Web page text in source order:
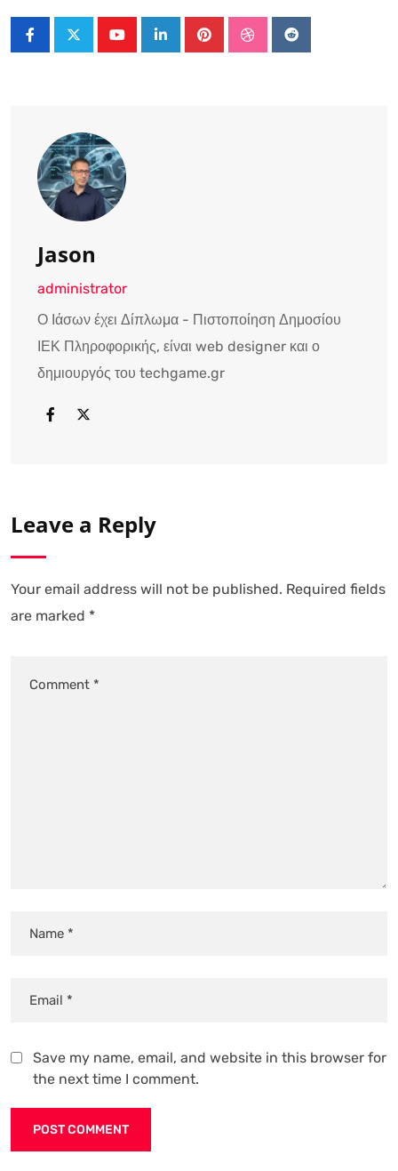
YoutubeLinkedInPinterestStumbleUpon
Reddit
Jason
administrator
Ο Ιάσων έχει Δίπλωμα - Πιστοποίηση Δημοσίου
ΙΕΚ Πληροφορικής, είναι web designer και ο
δημιουργός του techgame.gr
Leave a Reply
Your email address will not be published. Required fields
are marked *
Save my name, email, and website in this browser for
the next time I comment.